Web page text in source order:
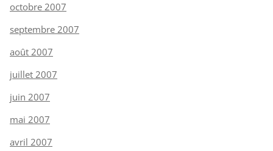
octobre 2007
septembre 2007
août 2007
juillet 2007
juin 2007
mai 2007
avril 2007